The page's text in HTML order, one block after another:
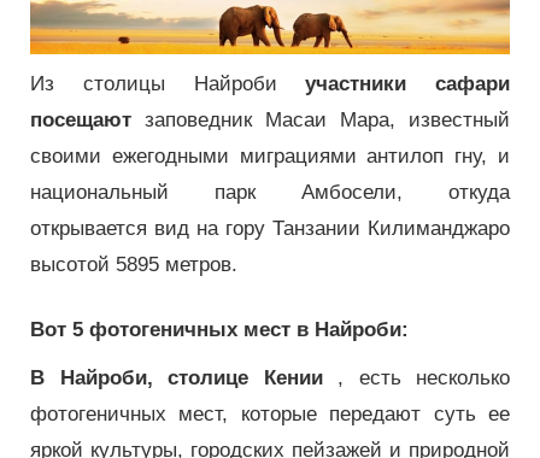
Из столицы Найробиучастники сафари
посещают заповедник Масаи Мара, известный
своими ежегодными миграциями антилоп гну, и
национальный парк Амбосели, откуда
открывается вид на гору Танзании Килиманджаро
высотой 5895 метров.
Вот 5 фотогеничных мест в Найроби:
В Найроби, столице Кении, есть несколько
фотогеничных мест, которые передают суть ее
яркой культуры, городских пейзажей и природной